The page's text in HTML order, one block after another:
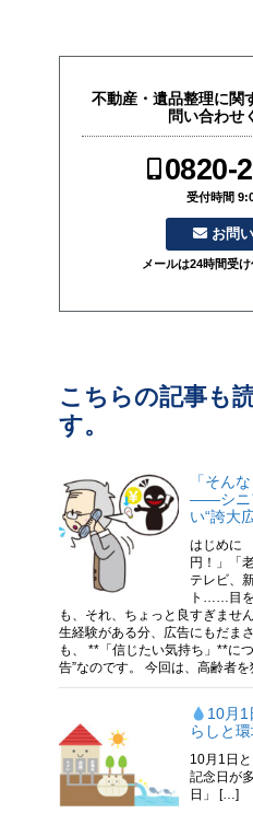
不動産・遺品整理に関
問い合わせ
0820-
受付時間
お問
メールは24時間受け
こちらの記事も
す。
「そん
――シニ
い“誇大
はじめに
円！」「
テレビ、
ト……目を
も、それ、ちょっと良すぎませ
生経験がある分、広告にもだ
も、 **「信じたい気持ち」**に
告”なのです。 今回は、高齢者
10月
らしと
10月1日
記念日が
日」 […]